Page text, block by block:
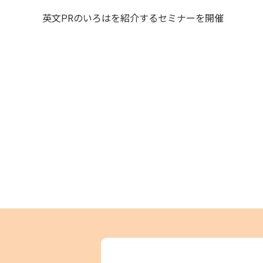
英文PRのいろはを紹介するセミナーを開催